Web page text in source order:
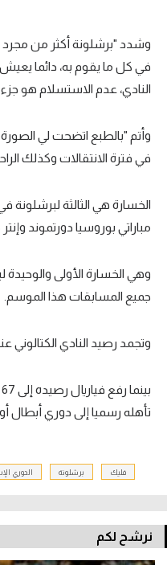
وشدد "برشلونة أكثر من مجرد
في كل ما يقوم به، دائما
النادي، عدم الاستسلام هو
وأتم "بالطبع اتضحت لي
في فترة الانتقالات وكذلك
مباراتي بوروسيا دورتموند
وهي الخسارة الأولى
جميع المسابقات هذا الموسم.
وتجمد رصيد النادي الكتالوني عند 85 نقطة في المركز
تأهله رسميا إلى دوري أبطال
فليك برشلونة الدوري
نرشح لكم